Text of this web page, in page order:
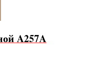
A257A